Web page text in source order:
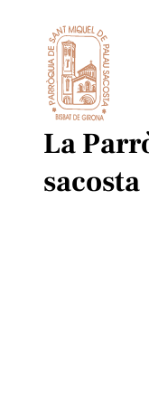
contingut
La
sacosta